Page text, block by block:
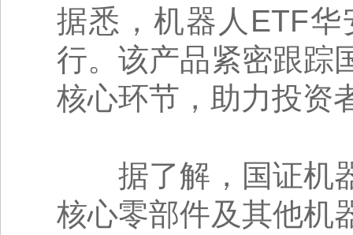
据悉，机器人ETF
行。该产品紧密跟踪
核心环节，助力投资
据了解，国证机器
核心零部件及其他机